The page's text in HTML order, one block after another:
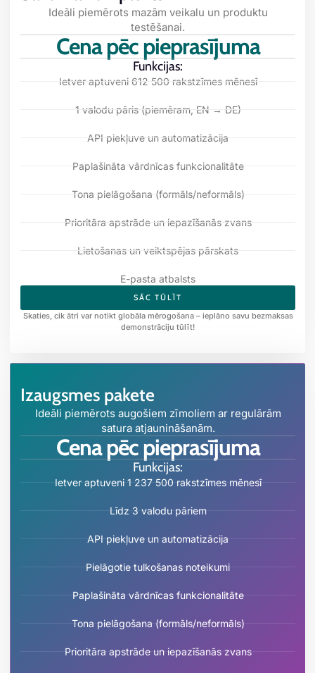
Ideāli piemērots mazām veikalu un produktu
testēšanai.
Cena pēc pieprasījuma
Funkcijas:
Ietver aptuveni 612 500 rakstzīmes mēnesī
1 valodu pāris (piemēram, EN → DE)
API piekļuve un automatizācija
Paplašināta vārdnīcas funkcionalitāte
Tona pielāgošana (formāls/neformāls)
Prioritāra apstrāde un iepazīšanās zvans
Lietošanas un veiktspējas pārskats
E-pasta atbalsts
SĀC TŪLĪT
Skaties, cik ātri var notikt globāla mērogošana – ieplāno savu bezmaksas
demonstrāciju tūlīt!
Izaugsmes pakete
Ideāli piemērots augošiem zīmoliem ar regulārām
satura atjaunināšanām.
Cena pēc pieprasījuma
Funkcijas:
Ietver aptuveni 1 237 500 rakstzīmes mēnesī
Līdz 3 valodu pāriem
API piekļuve un automatizācija
Pielāgotie tulkošanas noteikumi
Paplašināta vārdnīcas funkcionalitāte
Tona pielāgošana (formāls/neformāls)
Prioritāra apstrāde un iepazīšanās zvans